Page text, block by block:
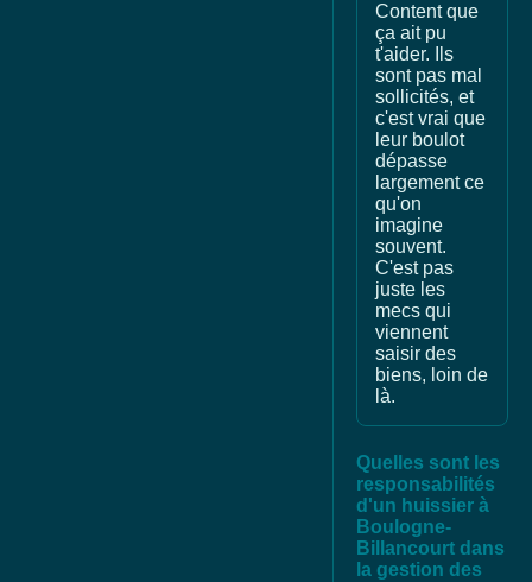
Content que
ça ait pu
t'aider. Ils
sont pas mal
sollicités, et
c'est vrai que
leur boulot
dépasse
largement ce
qu'on
imagine
souvent.
C'est pas
juste les
mecs qui
viennent
saisir des
biens, loin de
là.
Quelles sont les
responsabilités
d'un huissier à
Boulogne-
Billancourt dans
la gestion des